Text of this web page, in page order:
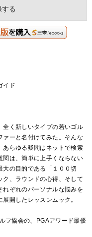
る
イド
全く新しいタイプの若いゴル
ァーと名付けてみた。そんな
あらゆる疑問はネットで検索
関は、簡単に上手くならない
大の目的である「１００切
ク、ラウンドの心得、そして
ぞれのパーソナルな悩みを
開したレッスンムック。
フ協会の、PGAアワード最優